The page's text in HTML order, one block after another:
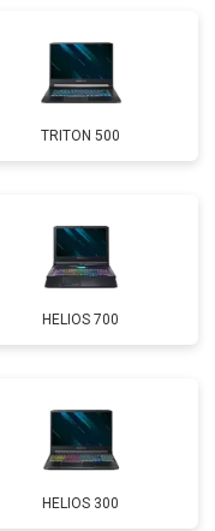
от 2200 ₽ Заказать
от 3500 ₽ Заказать
от 2200 ₽ Заказать
от 2600 ₽ Заказать
от 2600 ₽ Заказать
от 1100 ₽ Заказать
от 3500 ₽ Заказать
от 3990 ₽ Заказать
TRITON 500
HELIOS 700
HELIOS 300